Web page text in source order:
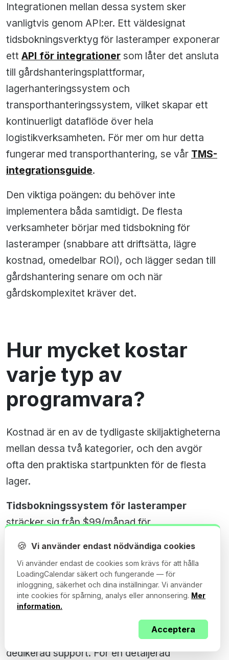
Integrationen mellan dessa system sker
vanligtvis genom API:er. Ett väldesignat
tidsbokningsverktyg för lasteramper exponerar
ett API för integrationer som låter det ansluta
till gårdshanteringsplattformar,
lagerhanteringssystem och
transporthanteringssystem, vilket skapar ett
kontinuerligt dataflöde över hela
logistikverksamheten. För mer om hur detta
fungerar med transporthantering, se vår TMS-
integrationsguide.
Den viktiga poängen: du behöver inte
implementera båda samtidigt. De flesta
verksamheter börjar med tidsbokning för
lasteramper (snabbare att driftsätta, lägre
kostnad, omedelbar ROI), och lägger sedan till
gårdshantering senare om och när
gårdskomplexitet kräver det.
Hur mycket kostar
varje typ av
programvara?
Kostnad är en av de tydligaste skiljaktigheterna
mellan dessa två kategorier, och den avgör
ofta den praktiska startpunkten för de flesta
lager.
Tidsbokningssystem för lasteramper
sträcker sig från $99/månad för
konsulterande säljprocesser. I den lägre änden
får du bokningshantering, transportörs
självbokning, notifieringar och grundläggande
rapportering. I den högre änden får du
flersidshantering, avancerad analys och
dedikerad support. För en detaljerad
🍪 Vi använder endast nödvändiga cookies
Vi använder endast de cookies som krävs för att hålla
LoadingCalendar säkert och fungerande — för
inloggning, säkerhet och dina inställningar. Vi använder
inte cookies för spårning, analys eller annonsering. Mer
information.
Acceptera